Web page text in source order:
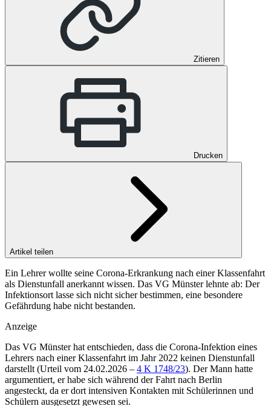
Zitieren
Drucken
Artikel teilen
Ein Lehrer wollte seine Corona‑Erkrankung nach einer Klassenfahrt
als Dienstunfall anerkannt wissen. Das VG Münster lehnte ab: Der
Infektionsort lasse sich nicht sicher bestimmen, eine besondere
Gefährdung habe nicht bestanden.
Anzeige
Das VG Münsterhat entschieden, dass die Corona-Infektion eines
Lehrers nach einer Klassenfahrt im Jahr 2022 keinen Dienstunfall
darstellt (Urteil vom 24.02.2026 – 4 K 1748/23). Der Mann hatte
argumentiert, er habe sich während der Fahrt nach Berlin
angesteckt, da er dort intensiven Kontakten mit Schülerinnen und
Schülern ausgesetzt gewesen sei.